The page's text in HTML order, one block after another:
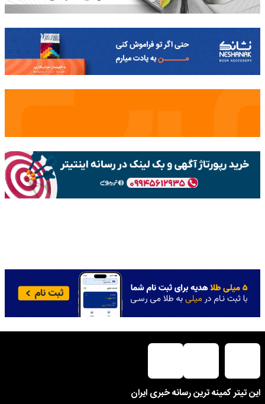
این تیتر کمینه ترین رسانه خبری ایران